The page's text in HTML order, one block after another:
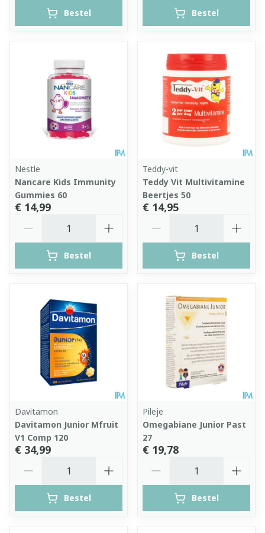
Bestel Bestel
Nestle
Nancare Kids Immunity
Gummies 60
€ 14,99
Bestel
Teddy-vit
Teddy Vit Multivitamine
Beertjes 50
€ 14,95
Bestel
Davitamon
Davitamon Junior Mfruit
V1 Comp 120
€ 34,99
Bestel
Pileje
Omegabiane Junior Past
27
€ 19,78
Bestel